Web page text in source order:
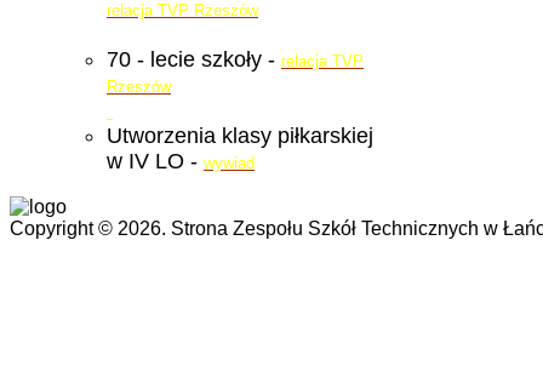
relacja TVP Rzeszów
70 - lecie szkoły - relacja TVP
Rzeszów
Utworzenia klasy piłkarskiej
w IV LO - wywiad
Copyright © 2026. Strona Zespołu Szkół Technicznych w